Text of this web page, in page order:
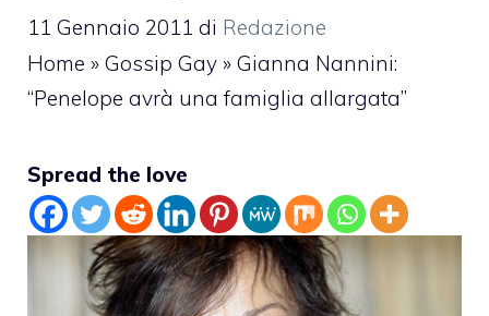
11 Gennaio 2011 di Redazione
Home » Gossip Gay » Gianna Nannini:
“Penelope avrà una famiglia allargata”
Spread the love